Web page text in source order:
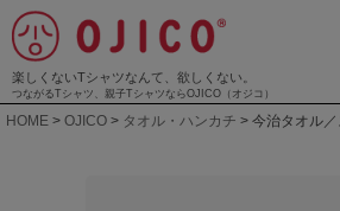
楽しくないTシャツなんて、欲しくない。
つながるTシャツ、親子TシャツならOJICO（オジコ）
HOME OJICO タオル・ハンカチ 今治タオル